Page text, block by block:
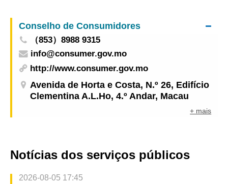
primeira vez, os elementos de tendências
nacionais, para criar uma feira cheia de
oportunidades de negócio
Conselho de Consumidores
（853）8988 9315
info@consumer.gov.mo
http://www.consumer.gov.mo
Avenida de Horta e Costa, N.º 26, Edifício
Clementina A.L.Ho, 4.º Andar, Macau
+ mais
Notícias dos serviços públicos
2026-08-05 17:45